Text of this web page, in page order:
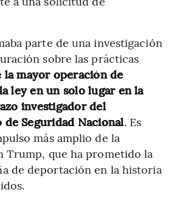
parte de una investigación
sobre las prácticas
la mayor operación de
ley en un solo lugar en la
investigador del
de Seguridad Nacional. Es
más amplio de la
Trump, que ha prometido la
de deportación en la historia